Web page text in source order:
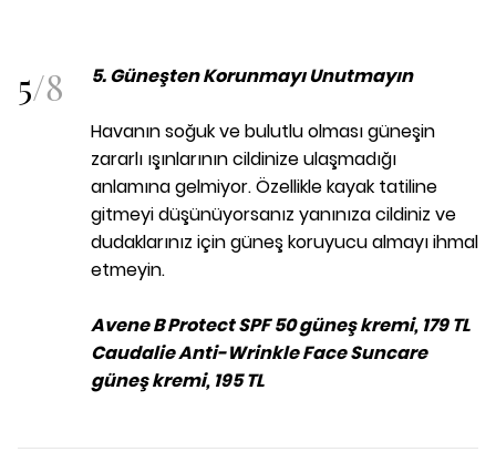
5/8 5. Güneşten Korunmayı Unutmayın
Havanın soğuk ve bulutlu olması güneşin
zararlı ışınlarının cildinize ulaşmadığı
anlamına gelmiyor. Özellikle kayak tatiline
gitmeyi düşünüyorsanız yanınıza cildiniz ve
dudaklarınız için güneş koruyucu almayı ihmal
etmeyin.
Avene B Protect SPF 50 güneş kremi, 179 TL
Caudalie Anti-Wrinkle Face Suncare
güneş kremi, 195 TL